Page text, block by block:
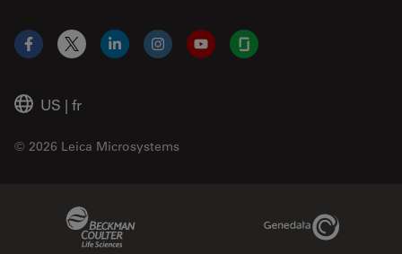
US | fr
© 2026 Leica Microsystems
Facebook
X LinkedInInstagramYouTubeGlassdoor
Genedata Link